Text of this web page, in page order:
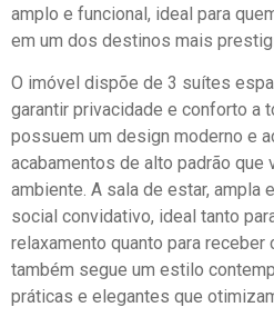
amplo e funcional, ideal para
em um dos destinos mais
O imóvel dispõe de 3 suítes
garantir privacidade e conforto a
possuem um design moderno e
acabamentos de alto padrão que
ambiente. A sala de estar, ampla
social convidativo, ideal tanto
relaxamento quanto para receber
também segue um estilo
práticas e elegantes que